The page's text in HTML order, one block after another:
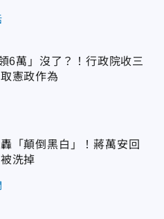
6萬」沒了？！行政院收三
憲政作為
「顛倒黑白」！蔣萬安回
洗掉